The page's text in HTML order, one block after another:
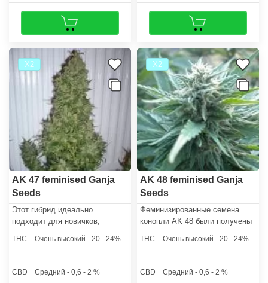
Х2
AK 47 feminised Ganja
Seeds
Этот гибрид идеально
подходит для новичков,
садовод еще не решил, какие
оптимальное решение.
THC Очень высокий - 20 - 24%
CBD Средний - 0,6 - 2 %
Х2
AK 48 feminised Ganja
Seeds
Феминизированные семена
конопли AK 48 были получены
GanjaSeeds путем
легендарных и знаменитых на
THC Очень высокий - 20 - 24%
CBD Средний - 0,6 - 2 %